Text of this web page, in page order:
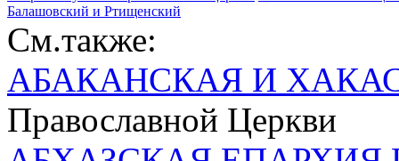
Балашовский и Ртищенский
См.также:
АБАКАНСКАЯ И
Православной Церкви